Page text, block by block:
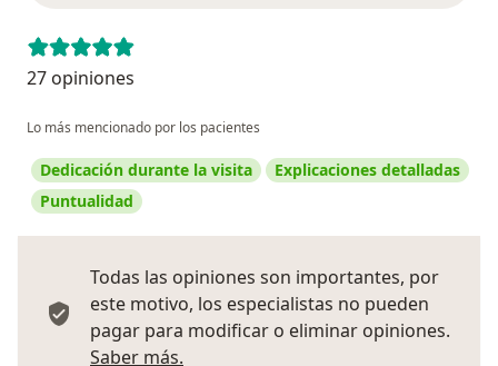
27 opiniones
Lo más mencionado por los pacientes
Dedicación durante la visita
Explicaciones detalladas
Puntualidad
Todas las opiniones son importantes, por
este motivo, los especialistas no pueden
pagar para modificar o eliminar opiniones.
Saber más.